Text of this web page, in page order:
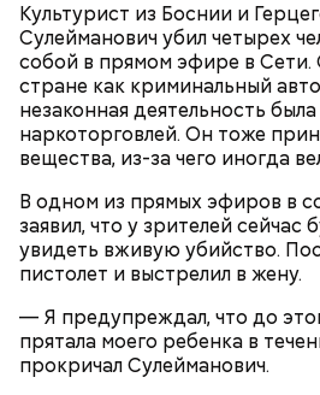
Культурист из Боснии и
Сулейманович убил четырех
собой в прямом эфире в Сети.
стране как криминальный
незаконная деятельность была
наркоторговлей. Он тоже
вещества, из-за чего иногда
В одном из прямых эфиров в
заявил, что у зрителей сейчас
увидеть вживую убийство.
пистолет и выстрелил в жену.
— Я предупреждал, что до
прятала моего ребенка в
прокричал Сулейманович.
Гид отметил, что еще далеко
маршруты проложены, пока
эксперимент. Бабич заверил,
беспокоиться насчет риска
радиации.
— Но передвижение стрелок
решает насущных проблем
Есть масса могущественных
международных отношений,
руководствуются своими
рекламную фишку, чтобы
реализации своих новых не
ненужных проектов. Это